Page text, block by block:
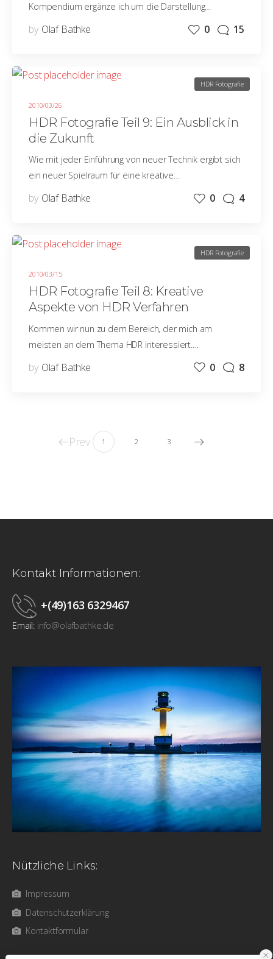
Kompendium ergänze ich um die Darstellung…
by Olaf Bathke 0 15
2010/03/26
HDR Fotografie
HDR Fotografie Teil 9: Ein Ausblick in
die Zukunft
Wie mit jeder Einführung von neuer Technik ergibt sich
ein neuer Spielraum für eine kreative…
by Olaf Bathke 0 4
2010/03/15
HDR Fotografie
HDR Fotografie Teil 8: Kreative
Aspekte von HDR Verfahren
Kommen wir nun zu dem Bereich, der mich am
meisten an dem Thema HDR interessiert.…
by Olaf Bathke 0 8
Prev 1 2 3
Kontakt Informationen:
+(49)163 6329467
Email: info@olafbathke.de
Nützliche Links:
Impressum
Datenschutzerklärung
Kontaktformular